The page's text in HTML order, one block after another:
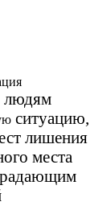
людям
ситуацию,
лишения
места